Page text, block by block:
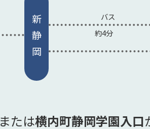
新
静
岡
バス
約4分
または横内町静岡学園入口